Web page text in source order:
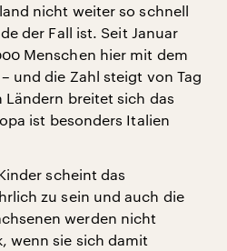
nicht weiter so schnell
der Fall ist. Seit Januar
Menschen hier mit dem
und die Zahl steigt von Tag
Ländern breitet sich das
ist besonders Italien
scheint das
zu sein und auch die
werden nicht
wenn sie sich damit